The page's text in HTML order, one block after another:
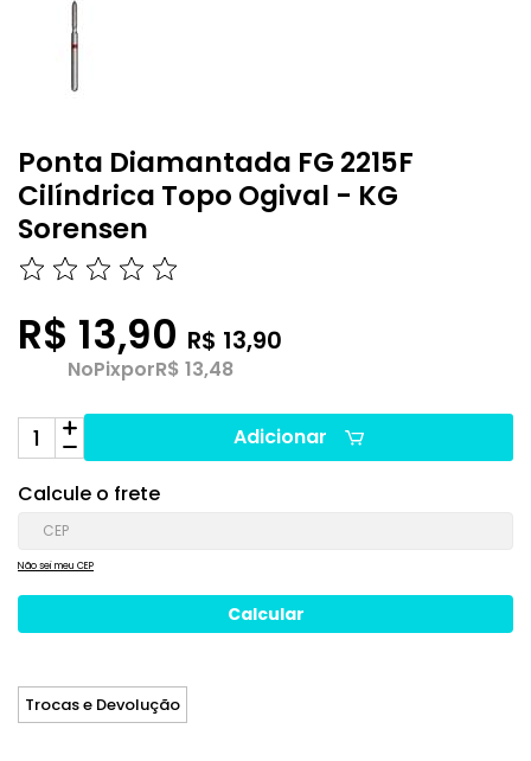
Ponta Diamantada FG 2215F
Cilíndrica Topo Ogival - KG
Sorensen
R$ 13,90 R$ 13,90
NoPixporR$ 13,48
Adicionar
Calcule o frete
Não sei meu CEP
Trocas e Devolução